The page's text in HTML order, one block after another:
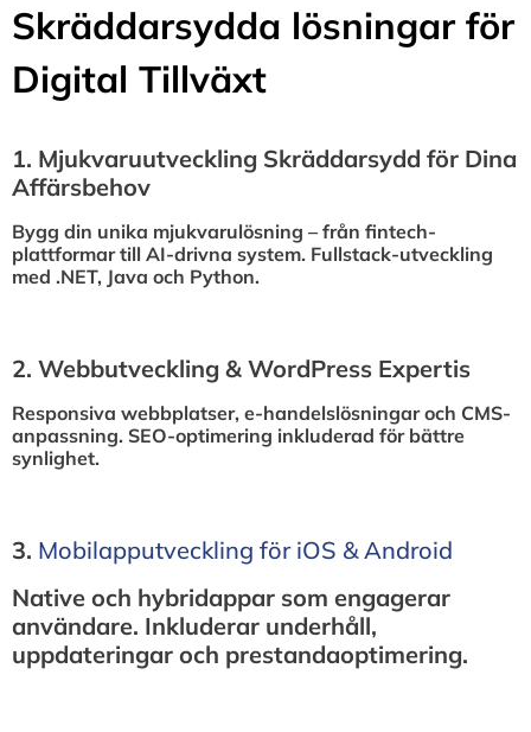
Skräddarsydda lösningar för
Digital Tillväxt
1.⁠ ⁠Mjukvaruutveckling Skräddarsydd för Dina
Affärsbehov
Bygg din unika mjukvarulösning – från fintech-
plattformar till AI-drivna system. Fullstack-utveckling
med .NET, Java och Python.
2.⁠ ⁠Webbutveckling & WordPress Expertis
Responsiva webbplatser, e-handelslösningar och CMS-
anpassning. SEO-optimering inkluderad för bättre
synlighet.
3.⁠ ⁠Mobilapputveckling för iOS & Android
Native och hybridappar som engagerar
användare. Inkluderar underhåll,
uppdateringar och prestandaoptimering.